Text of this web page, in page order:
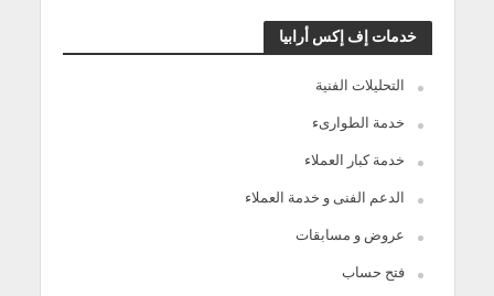
خدمات إف إكس أرابيا
التحليلات الفنية
خدمة الطوارىء
خدمة كبار العملاء
الدعم الفنى و خدمة العملاء
عروض و مسابقات
فتح حساب